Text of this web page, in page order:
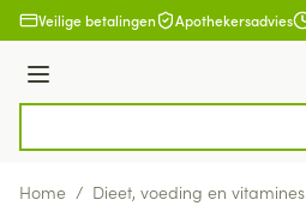
Ga naar de inhoud
Veilige betalingen Apothekersadvies
Menu
Home / Dieet, voeding en vitamines